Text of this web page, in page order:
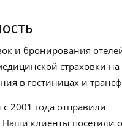
и бронирования
страховки на
в гостиницах и
2001 года отправили
клиенты посетили